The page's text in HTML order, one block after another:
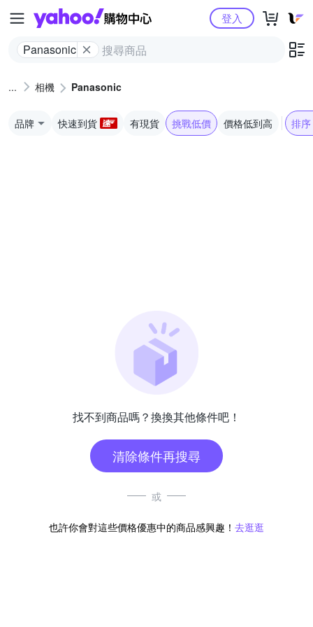
Yahoo購物中心
Panasonic
登入
相機 Panasonic
品牌 快速到貨 有現貨 挑戰低價 價格低到高 排序
找不到商品嗎？換換其他條件吧！
清除條件再搜尋
或
也許你會對這些價格優惠中的商品感興趣！ 去逛逛